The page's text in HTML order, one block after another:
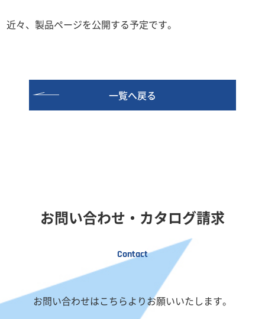
近々、製品ページを公開する予定です。
一覧へ戻る
お問い合わせ・カタログ請求
Contact
お問い合わせはこちらよりお願いいたします。